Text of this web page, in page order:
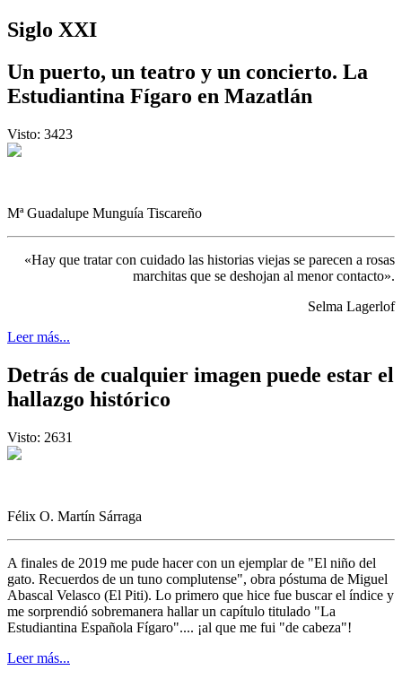
Siglo XXI
Un puerto, un teatro y un concierto. La
Estudiantina Fígaro en Mazatlán
Visto: 3423
Mª Guadalupe Munguía Tiscareño
«Hay que tratar con cuidado las historias viejas se parecen a rosas
marchitas que se deshojan al menor contacto».
Selma Lagerlof
Leer más...
Detrás de cualquier imagen puede estar el
hallazgo histórico
Visto: 2631
Félix O. Martín Sárraga
A finales de 2019 me pude hacer con un ejemplar de "El niño del
gato. Recuerdos de un tuno complutense", obra póstuma de Miguel
Abascal Velasco (El Piti). Lo primero que hice fue buscar el índice y
me sorprendió sobremanera hallar un capítulo titulado "La
Estudiantina Española Fígaro".... ¡al que me fui "de cabeza"!
Leer más...